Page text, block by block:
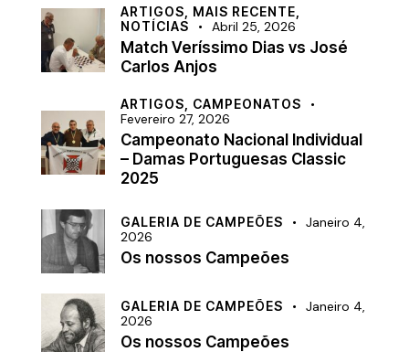
ARTIGOS, MAIS RECENTE,
NOTÍCIAS
Abril 25, 2026
Match Veríssimo Dias vs José
Carlos Anjos
ARTIGOS, CAMPEONATOS
Fevereiro 27, 2026
Campeonato Nacional Individual
– Damas Portuguesas Classic
2025
GALERIA DE CAMPEÕES
Janeiro 4,
2026
Os nossos Campeões
GALERIA DE CAMPEÕES
Janeiro 4,
2026
Os nossos Campeões